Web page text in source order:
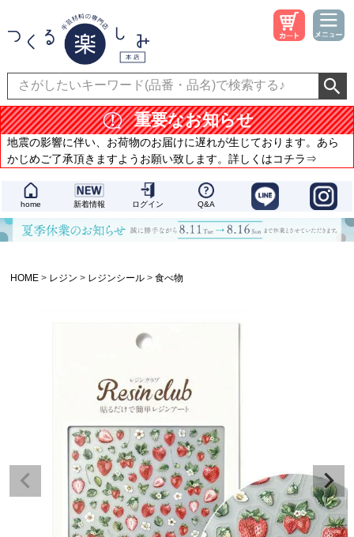
重要なお知らせ
地震の影響に伴い、お荷物のお届けに遅れが生じております。あら
かじめご了承頂きますようお願い致します。詳しくはコチラ⇒
home 新着情報 ログイン Q&A
HOME レジン レジンシール 食べ物